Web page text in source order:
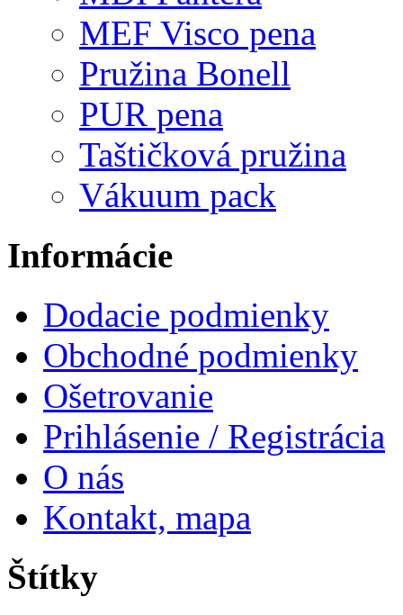
MEF Visco pena
Pružina Bonell
PUR pena
Taštičková pružina
Vákuum pack
Informácie
Dodacie podmienky
Obchodné podmienky
Ošetrovanie
Prihlásenie / Registrácia
O nás
Kontakt, mapa
Štítky